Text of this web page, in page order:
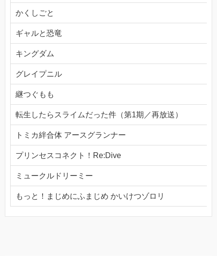
かくしごと
ギャルと恐竜
キングダム
グレイプニル
継つぐもも
転生したらスライムだった件（第1期／再放送）
トミカ絆合体 アースグランナー
プリンセスコネクト！Re:Dive
ミュークルドリーミー
もっと！まじめにふまじめ かいけつゾロリ